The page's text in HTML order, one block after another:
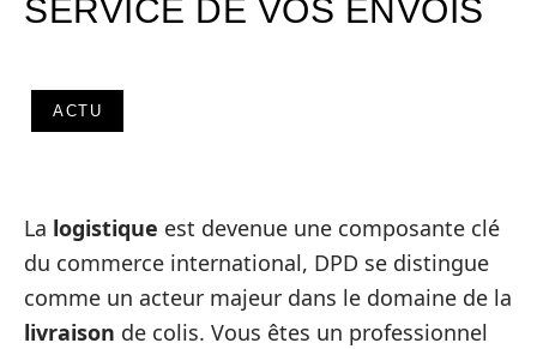
SERVICE DE VOS ENVOIS
ACTU
La logistique est devenue une composante clé
du commerce international, DPD se distingue
comme un acteur majeur dans le domaine de la
livraison de colis. Vous êtes un professionnel